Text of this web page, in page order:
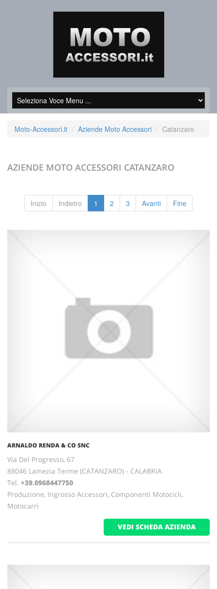
Moto-Accessori.it Aziende Moto Accessori Catanzaro
AZIENDE MOTO ACCESSORI CATANZARO
Inizio Indietro 1 2 3 Avanti Fine
ARNALDO RENDA & CO SNC
Via Del Progresso, 67
88046 Lamezia Terme (CATANZARO) - CALABRIA
Tel. +39.0968447750
Produzione, Ingrosso Accessori, Componenti Motocicli,
Motocarri
VEDI SCHEDA AZIENDA